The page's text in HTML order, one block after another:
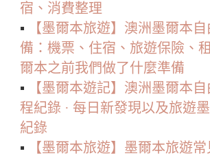
宿、消費整理
▪️
【墨爾本旅遊】澳洲墨爾本
備：機票、住宿、旅遊保險、
爾本之前我們做了什麼準備
▪️
【墨爾本遊記】澳洲墨爾本
程紀錄 · 每日新發現以及旅遊
紀錄
▪️
【墨爾本旅遊】墨爾本旅遊